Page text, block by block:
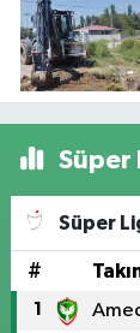
Süper
Süper
#
1